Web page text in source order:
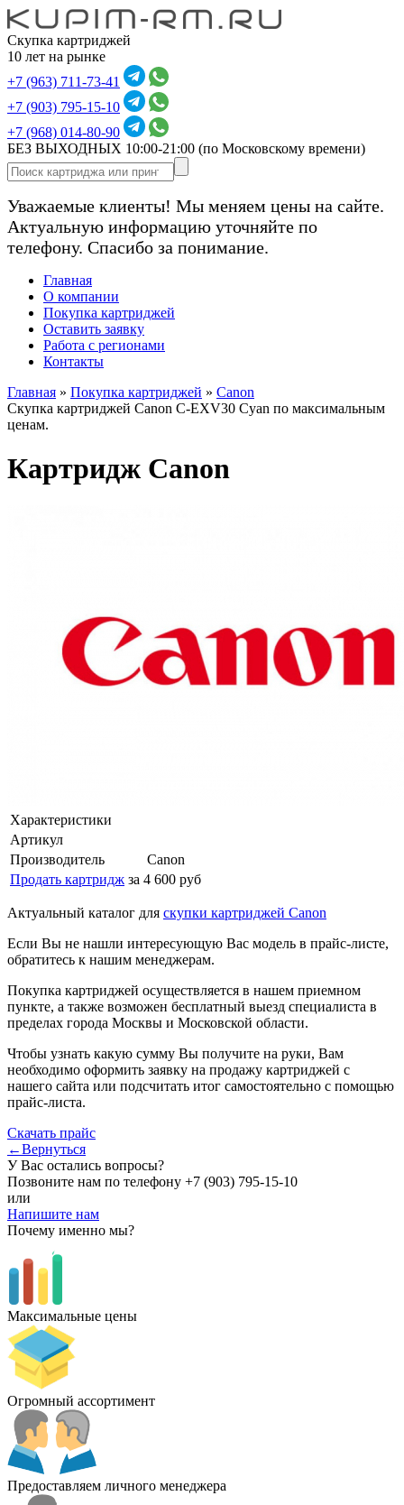
Скупка картриджей
10 лет на рынке
+7 (963) 711-73-41
+7 (903) 795-15-10
+7 (968) 014-80-90
БЕЗ ВЫХОДНЫХ 10:00-21:00 (по Московскому времени)
Уважаемые клиенты! Мы меняем цены на сайте.
Актуальную информацию уточняйте по
телефону. Спасибо за понимание.
Главная
О компании
Покупка картриджей
Оставить заявку
Работа с регионами
Контакты
Главная » Покупка картриджей » Canon
Скупка картриджей Canon C-EXV30 Cyan по максимальным
ценам.
Картридж Canon
Характеристики
Артикул
Производитель
Canon
Продать картридж за 4 600 руб
Актуальный каталог для скупки картриджей Canon
Если Вы не нашли интересующую Вас модель в прайс-листе,
обратитесь к нашим менеджерам.
Покупка картриджей осуществляется в нашем приемном
пункте, а также возможен бесплатный выезд специалиста в
пределах города Москвы и Московской области.
Чтобы узнать какую сумму Вы получите на руки, Вам
необходимо оформить заявку на продажу картриджей с
нашего сайта или подсчитать итог самостоятельно с помощью
прайс-листа.
Скачать прайс
←Вернуться
У Вас остались вопросы?
Позвоните нам по телефону +7 (903) 795-15-10
или
Напишите нам
Почему именно мы?
Максимальные цены
Огромный ассортимент
Предоставляем личного менеджера